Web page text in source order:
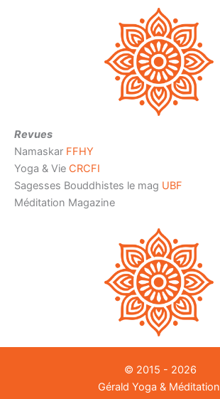
Revues
Namaskar FFHY
Yoga & Vie CRCFI
Sagesses Bouddhistes le mag UBF
Méditation Magazine
© 2015 - 2026
Gérald Yoga & Méditation